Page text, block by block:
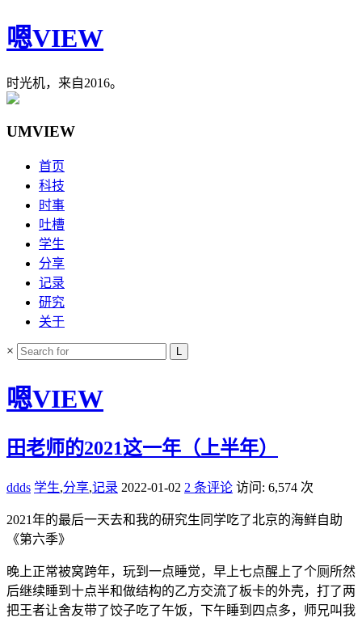
嗯VIEW
时光机，来自2016。
UMVIEW
首页
科技
时事
吐槽
学生
分享
记录
研究
关于
×
嗯VIEW
田老师的2021这一年（上半年）
ddds 学生,分享,记录 2022-01-02 2 条评论 访问: 6,574 次
2021年的最后一天去和我的研究生同学吃了北京的海鲜自助
《第六季》
晚上正常被窝跨年，玩到一点睡觉，早上七点醒上了个厕所然
后继续睡到十点半和做结构的乙方交流了板卡的外壳，打了两
把王者让舍友带了饺子吃了午饭，下午睡到四点多，师兄叫我